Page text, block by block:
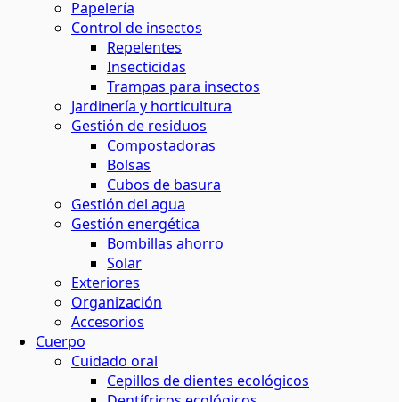
Papelería
Control de insectos
Repelentes
Insecticidas
Trampas para insectos
Jardinería y horticultura
Gestión de residuos
Compostadoras
Bolsas
Cubos de basura
Gestión del agua
Gestión energética
Bombillas ahorro
Solar
Exteriores
Organización
Accesorios
Cuerpo
Cuidado oral
Cepillos de dientes ecológicos